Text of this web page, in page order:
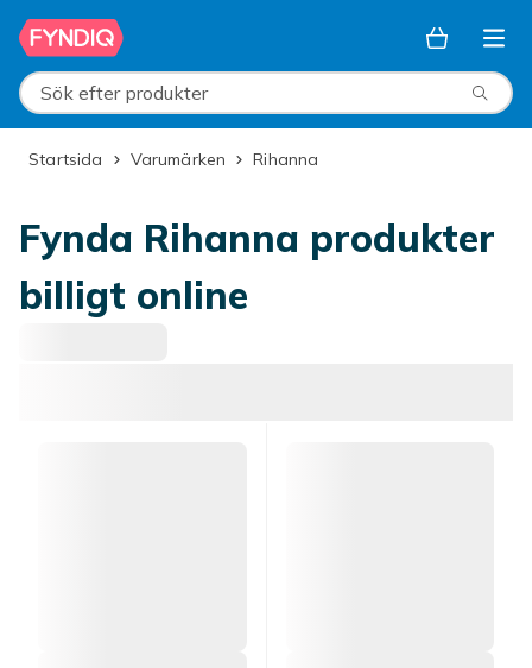
Hoppa till huvudinnehållet
Sök efter produkter
Startsida Varumärken Rihanna
Fynda Rihanna produkter
billigt online